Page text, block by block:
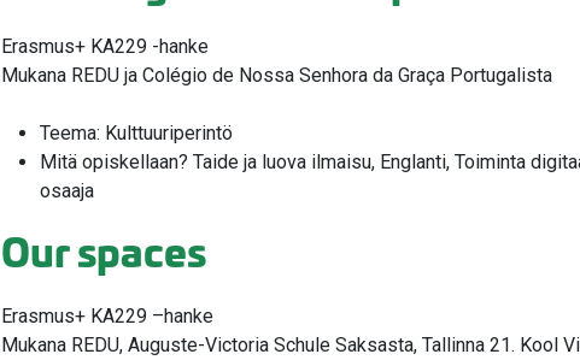
Erasmus+ KA229 -hanke
Mukana REDU ja Colégio de Nossa Senhora da Graça Portugalista
Teema: Kulttuuriperintö
Mitä opiskellaan? Taide ja luova ilmaisu, Englanti, Toiminta
osaaja
Our spaces
Erasmus+ KA229 –hanke
Mukana REDU, Auguste-Victoria Schule Saksasta, Tallinna 21. Kool